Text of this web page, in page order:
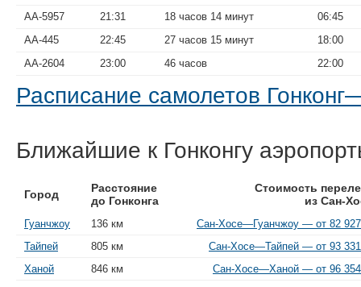
AA-5957
21:31 18 часов 14 минут
06:45
AA-445
22:45 27 часов 15 минут
18:00
AA-2604
23:00 46 часов 22:00
Расписание самолетов
Ближайшие к Гонконгу
Город
Расстояние
до Гонконга
Стоимость
из Сан-
Гуанчжоу 136 км
Сан-Хосе—Гуанчжоу — от 82
Тайпей
805 км
Сан-Хосе—Тайпей — от 93
Ханой
846 км Сан-Хосе—Ханой — от 96